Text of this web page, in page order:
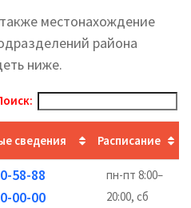
местонахождение
района
ниже.
сведения Расписание
58-88
00-00
пн-пт 8:00–
20:00, сб